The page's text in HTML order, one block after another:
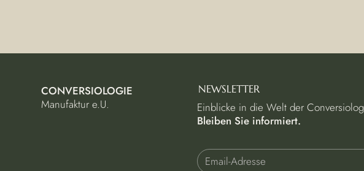
CONVERSIOLOGIE
Manufaktur e.U.
NEWSLETTER
Einblicke in die Welt der
Bleiben Sie informiert.